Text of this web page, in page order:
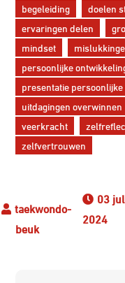
begeleiding doelen
ervaringen delen
mindset
persoonlijke
presentatie
uitdagingen overwinnen
veerkracht
zelfvertrouwen
03
2024